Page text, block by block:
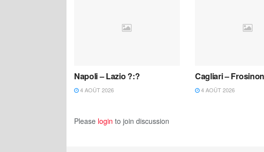
Napoli – Lazio ?:?
4 AOÛT 2026
Cagliari –
4 AOÛT 2026
Please login to join discussion